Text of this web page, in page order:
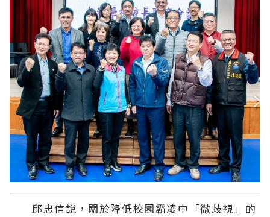
邱忠信說，關於降低校園霸凌中「微歧視」的